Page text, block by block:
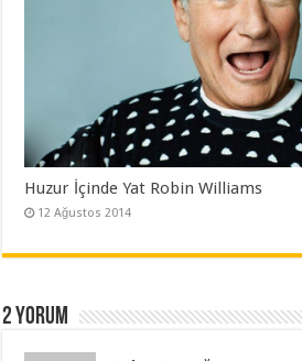
Huzur İçinde Yat Robin Williams
12 Ağustos 2014
2 yorum